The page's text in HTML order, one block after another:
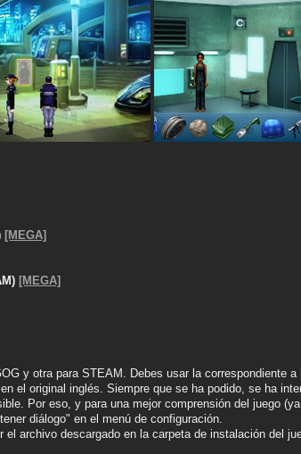
[MEGA]
[MEGA]
y otra para STEAM. Debes usar la correspondiente
el original inglés. Siempre que se ha podido, se ha
Por eso, y para una mejor comprensión del juego
diálogo" en el menú de configuración.
el archivo descargado en la carpeta de instalación del